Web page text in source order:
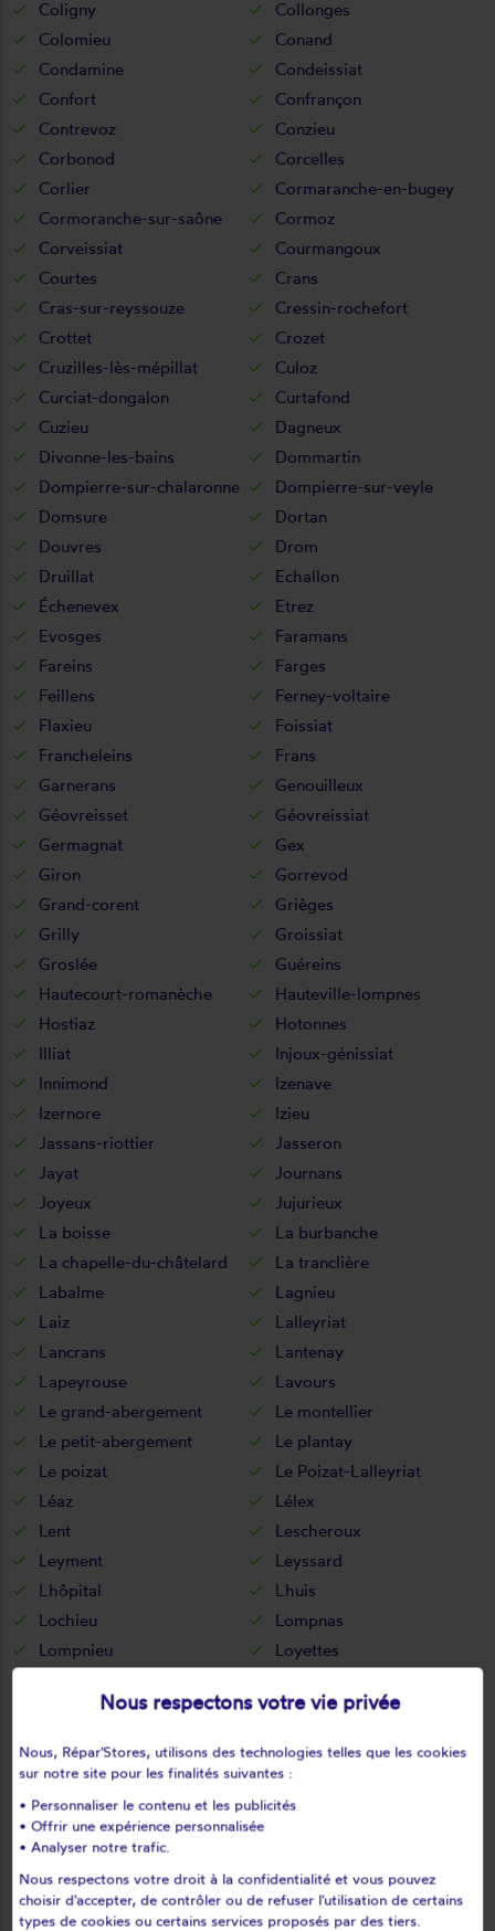
Coligny
Collonges
Colomieu
Conand
Condamine
Condeissiat
Confort
Confrançon
Contrevoz
Conzieu
Corbonod
Corcelles
Corlier
Cormaranche-en-bugey
Cormoranche-sur-saône
Cormoz
Corveissiat
Courmangoux
Courtes
Crans
Cras-sur-reyssouze
Cressin-rochefort
Crottet
Crozet
Cruzilles-lès-mépillat
Culoz
Curciat-dongalon
Curtafond
Cuzieu
Dagneux
Divonne-les-bains
Dommartin
Dompierre-sur-chalaronne
Dompierre-sur-veyle
Domsure
Dortan
Douvres
Drom
Druillat
Echallon
Échenevex
Etrez
Evosges
Faramans
Fareins
Farges
Feillens
Ferney-voltaire
Flaxieu
Foissiat
Francheleins
Frans
Garnerans
Genouilleux
Géovreisset
Géovreissiat
Germagnat
Gex
Giron
Gorrevod
Grand-corent
Grièges
Grilly
Groissiat
Groslée
Guéreins
Hautecourt-romanèche
Hauteville-lompnes
Hostiaz
Hotonnes
Illiat
Injoux-génissiat
Innimond
Izenave
Izernore
Izieu
Jassans-riottier
Jasseron
Jayat
Journans
Joyeux
Jujurieux
La boisse
La burbanche
La chapelle-du-châtelard
La tranclière
Labalme
Lagnieu
Laiz
Lalleyriat
Lancrans
Lantenay
Lapeyrouse
Lavours
Le grand-abergement
Le montellier
Le petit-abergement
Le plantay
Le poizat
Le Poizat-Lalleyriat
Léaz
Lélex
Lent
Lescheroux
Leyment
Leyssard
Lhôpital
Lhuis
Lochieu
Lompnas
Lompnieu
Loyettes
L'abergement-de-varey
Magnieu
Mantenay-montlin
Manziat
Marboz
Marchamp
Marignieu
Marsonnas
Massieux
Massignieu-de-rives
Matafelon-granges
Meillonnas
Nous respectons votre vie privée
Nous, Répar'Stores, utilisons des technologies telles que les cookies
sur notre site pour les finalités suivantes :
• Personnaliser le contenu et les publicités
• Offrir une expérience personnalisée
• Analyser notre trafic.
Nous respectons votre droit à la confidentialité et vous pouvez
choisir d'accepter, de contrôler ou de refuser l'utilisation de certains
types de cookies ou certains services proposés par des tiers.